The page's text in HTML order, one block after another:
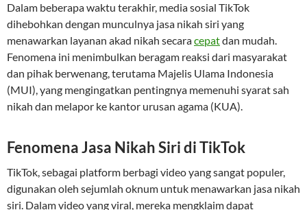
Dalam beberapa waktu terakhir, media sosial TikTok
dihebohkan dengan munculnya jasa nikah siri yang
menawarkan layanan akad nikah secaracepatdan mudah.
Fenomena ini menimbulkan beragam reaksi dari masyarakat
dan pihak berwenang, terutama Majelis Ulama Indonesia
(MUI), yang mengingatkan pentingnya memenuhi syarat sah
nikah dan melapor ke kantor urusan agama (KUA).
Fenomena Jasa Nikah Siri di TikTok
TikTok, sebagai platform berbagi video yang sangat populer,
digunakan oleh sejumlah oknum untuk menawarkan jasa nikah
siri. Dalam video yang viral, mereka mengklaim dapat